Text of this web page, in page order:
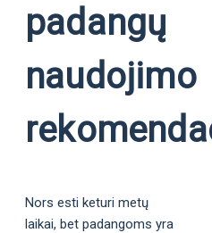
padangų
naudojimo
Nors esti keturi metų
laikai, bet padangoms yra